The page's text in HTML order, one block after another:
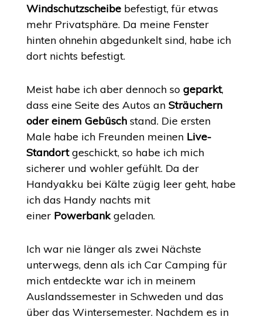
Windschutzscheibe befestigt, für etwas
mehr Privatsphäre. Da meine Fenster
hinten ohnehin abgedunkelt sind, habe ich
dort nichts befestigt.
Meist habe ich aber dennoch so geparkt,
dass eine Seite des Autos an Sträuchern
oder einem Gebüschstand. Die ersten
Male habe ich Freunden meinen Live-
Standortgeschickt, so habe ich mich
sicherer und wohler gefühlt. Da der
Handyakku bei Kälte zügig leer geht, habe
ich das Handy nachts mit
einer Powerbankgeladen.
Ich war nie länger als zwei Nächste
unterwegs, denn als ich Car Camping für
mich entdeckte war ich in meinem
Auslandssemester in Schweden und das
über das Wintersemester. Nachdem es in